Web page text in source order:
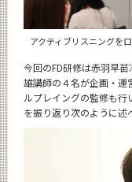
アクティブリスニングを
今回のFD研修は赤羽早
雄講師の４名が企画・運
ルプレイングの監修も
を振り返り次のように述